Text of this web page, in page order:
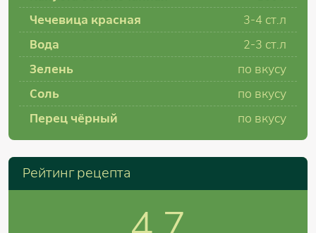
Чечевица красная
3-4 ст.л
Вода
2-3 ст.л
Зелень
по вкусу
Соль
по вкусу
Перец чёрный
по вкусу
Рейтинг рецепта